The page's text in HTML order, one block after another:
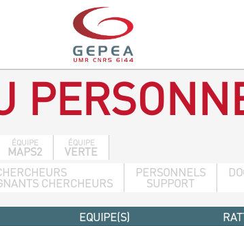
ÉQUIPE
MAPS2
ÉQUIPE
VERTE
CHERCHEURS
PERSONNELS
SUPPORT
EQUIPE(S)